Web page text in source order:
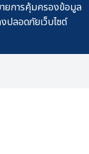
ยการคุ้มครองข้อมูล
ปลอดภัยเว็บไซต์